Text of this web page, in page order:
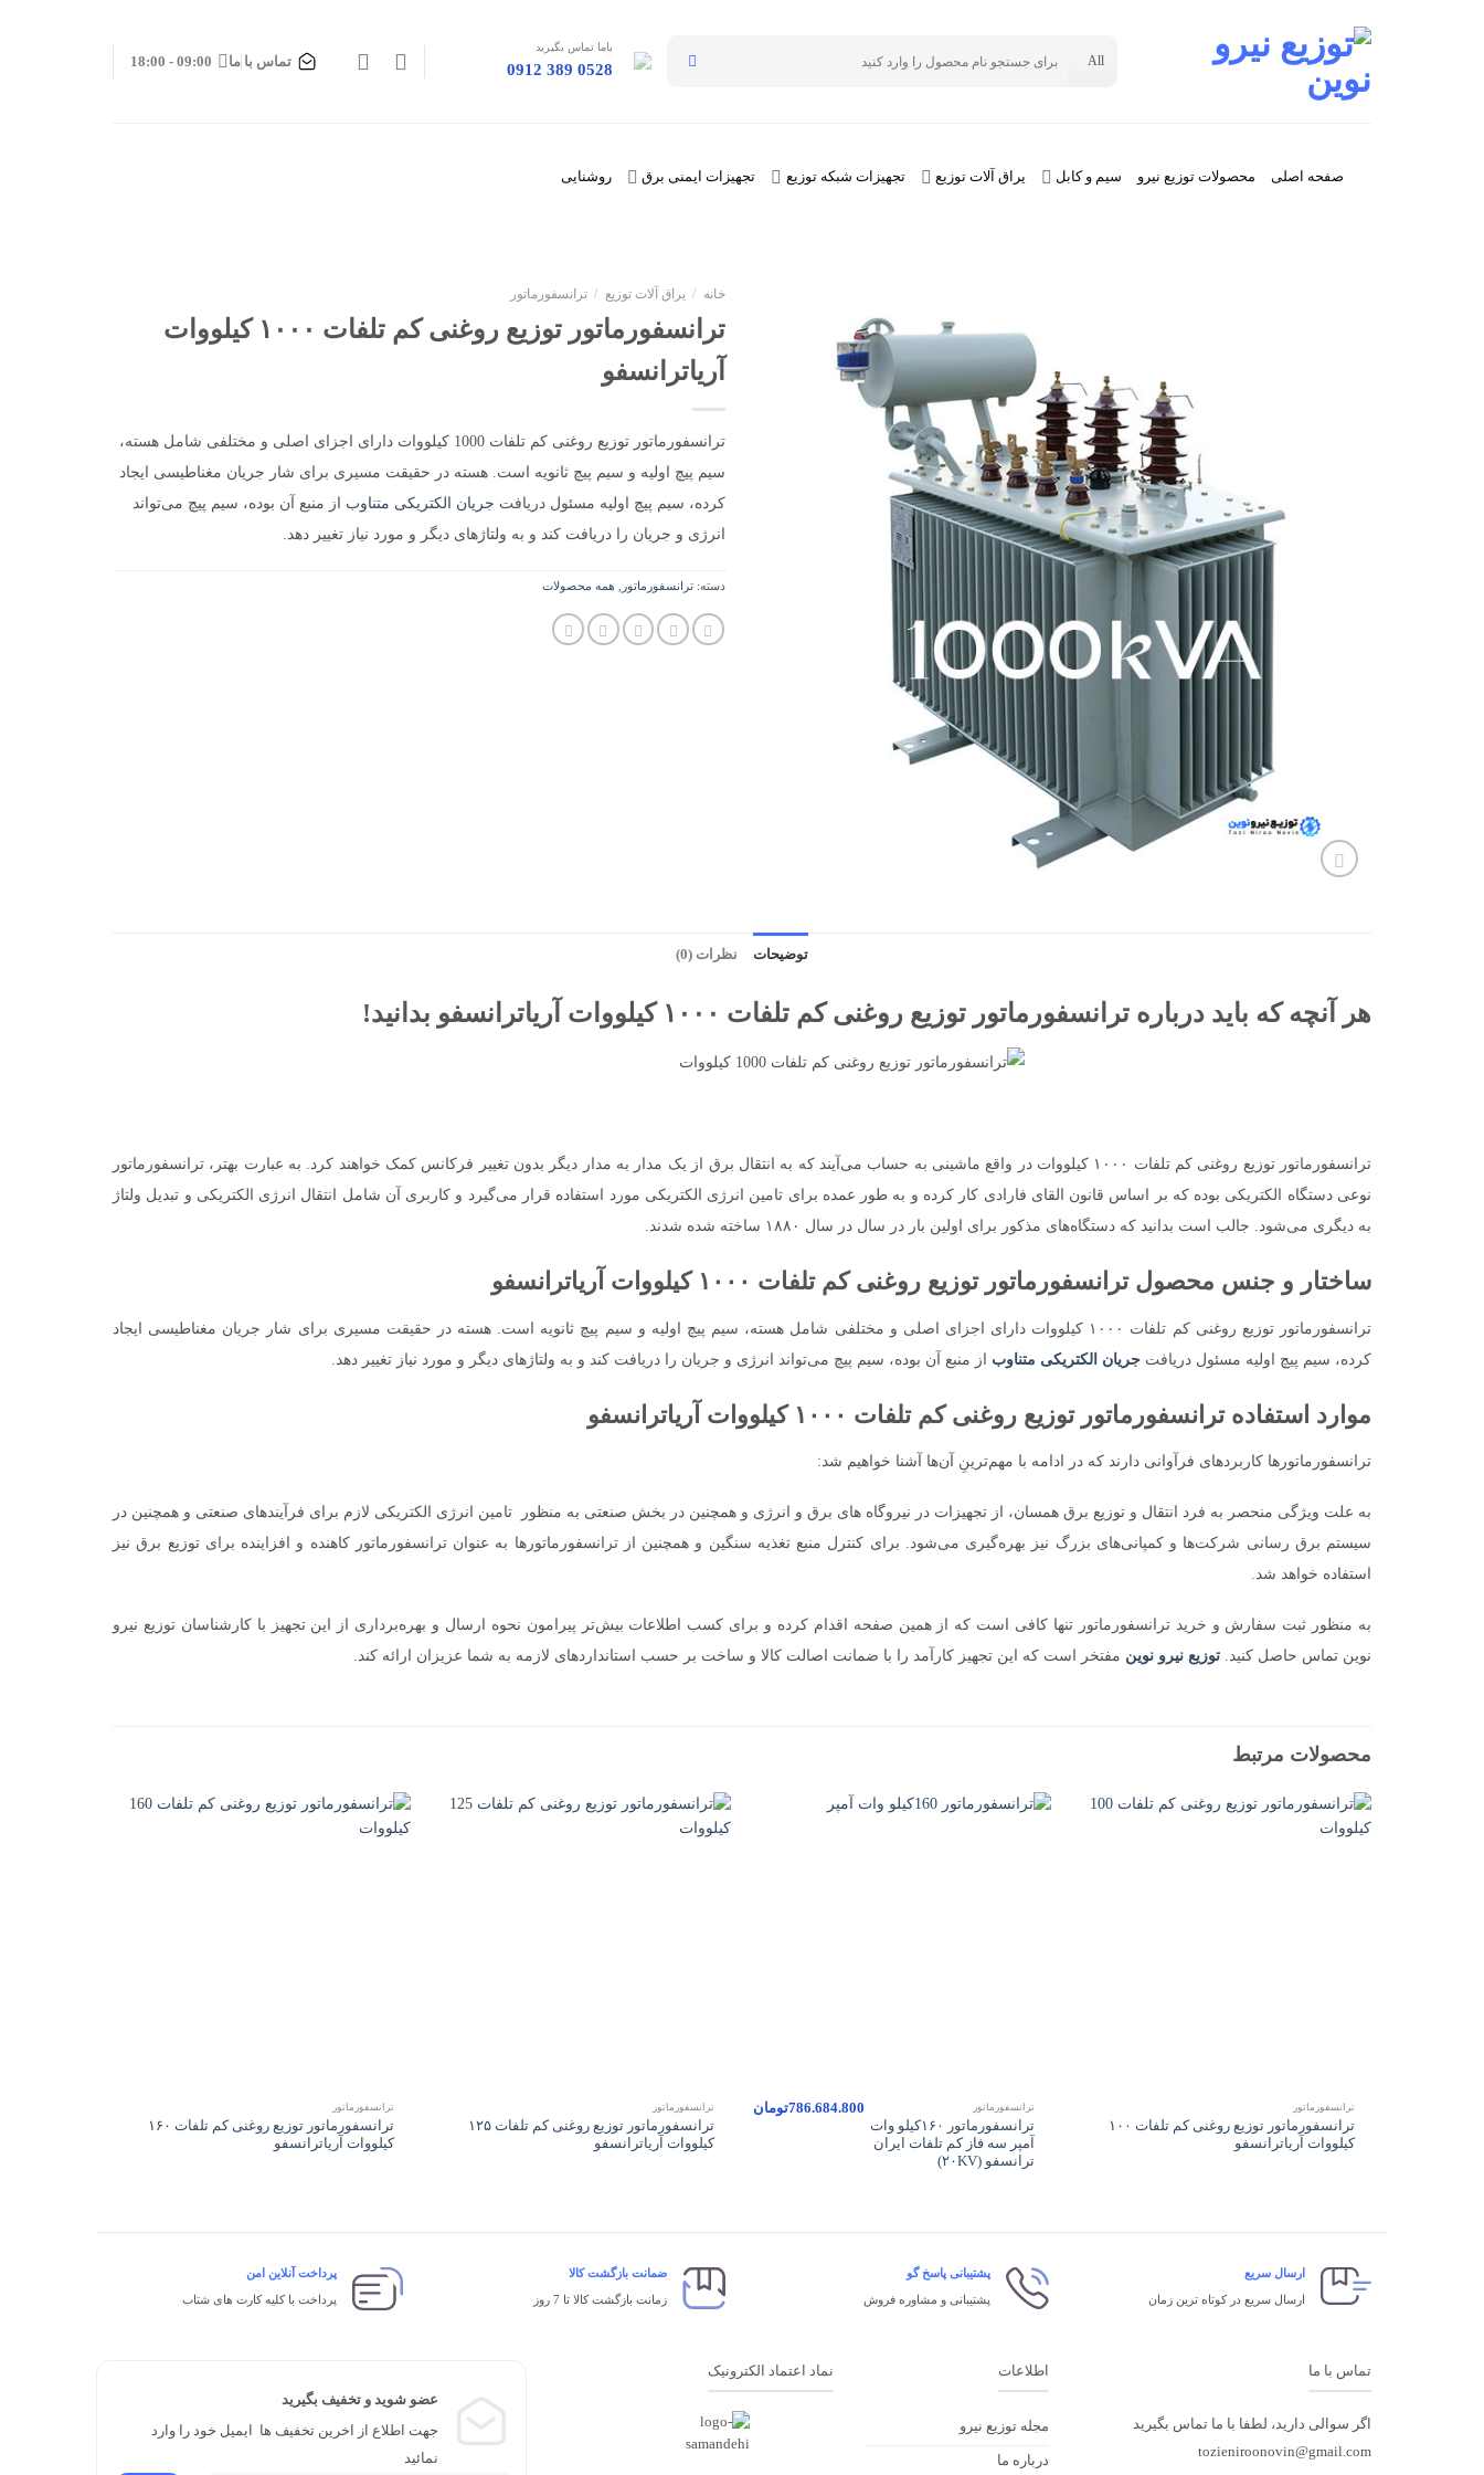
برای:
باما تماس بگیرید
0912 389 0528 تماس با ما 09:00 - 18:00
صفحه اصلی محصولات توزیع نیرو سیم و کابل یراق آلات توزیع تجهیزات شبکه توزیع تجهیزات ایمنی برق روشنایی
خانه / یراق آلات توزیع / ترانسفورماتور
ترانسفورماتور توزیع روغنی کم تلفات ۱۰۰۰ کیلووات
آریاترانسفو
ترانسفورماتور توزیع روغنی کم تلفات 1000 کیلووات دارای اجزای اصلی و مختلفی شامل هسته،
سیم پیچ اولیه و سیم پیچ ثانویه است. هسته در حقیقت مسیری برای شار جریان مغناطیسی ایجاد
کرده، سیم پیچ اولیه مسئول دریافت جریان الکتریکی متناوب از منبع آن بوده، سیم پیچ می‌تواند
انرژی و جریان را دریافت کند و به ولتاژهای دیگر و مورد نیاز تغییر دهد.
دسته: ترانسفورماتور همه محصولات
توضیحات نظرات (0)
هر آنچه که باید درباره ترانسفورماتور توزیع روغنی کم تلفات ۱۰۰۰ کیلووات آریاترانسفو بدانید!
ترانسفورماتور توزیع روغنی کم تلفات ۱۰۰۰ کیلووات در واقع ماشینی به حساب می‌آیند که به انتقال برق از یک مدار به مدار دیگر بدون تغییر فرکانس کمک خواهند کرد. به عبارت بهتر، ترانسفورماتور
نوعی دستگاه الکتریکی بوده که بر اساس قانون القای فارادی کار کرده و به طور عمده برای تامین انرژی الکتریکی مورد استفاده قرار می‌گیرد و کاربری آن شامل انتقال انرژی الکتریکی و تبدیل ولتاژ
به دیگری می‌شود. جالب است بدانید که دستگاه‌های مذکور برای اولین بار در سال در سال ۱۸۸۰ ساخته شده شدند.
ساختار و جنس محصول ترانسفورماتور توزیع روغنی کم تلفات ۱۰۰۰ کیلووات آریاترانسفو
ترانسفورماتور توزیع روغنی کم تلفات ۱۰۰۰ کیلووات دارای اجزای اصلی و مختلفی شامل هسته، سیم پیچ اولیه و سیم پیچ ثانویه است. هسته در حقیقت مسیری برای شار جریان مغناطیسی ایجاد
کرده، سیم پیچ اولیه مسئول دریافت جریان الکتریکی متناوب از منبع آن بوده، سیم پیچ می‌تواند انرژی و جریان را دریافت کند و به ولتاژهای دیگر و مورد نیاز تغییر دهد.
موارد استفاده ترانسفورماتور توزیع روغنی کم تلفات ۱۰۰۰ کیلووات آریاترانسفو
ترانسفورماتورها کاربردهای فرآوانی دارند که در ادامه با مهم‌ترینِ آن‌ها‌ آشنا خواهیم شد:
به علت ویژگی منحصر به فرد انتقال و توزیع برق همسان، از تجهیزات در نیروگاه های برق و انرژی و همچنین در بخش صنعتی به منظور تامین انرژی الکتریکی لازم برای فرآیندهای صنعتی و همچنین در
سیستم برق رسانی شرکت‌ها و کمپانی‌های بزرگ نیز بهره‌گیری می‌شود. برای کنترل منبع تغذیه سنگین و همچنین از ترانسفورماتورها به عنوان ترانسفورماتور کاهنده و افزاینده برای توزیع برق نیز
استفاده خواهد شد.
به منظور ثبت سفارش و خرید ترانسفورماتور تنها کافی است که از همین صفحه اقدام کرده و برای کسب اطلاعات بیش‌تر پیرامون نحوه ارسال و بهره‌برداری از این تجهیز با کارشناسان توزیع نیرو
نوین تماس حاصل کنید. توزیع نیرو نوین مفتخر است که این تجهیز کارآمد را با ضمانت اصالت کالا و ساخت بر حسب استانداردهای لازمه به شما عزیزان ارائه کند.
محصولات مرتبط
ترانسفورماتور
ترانسفورماتور توزیع روغنی کم تلفات ۱۰۰
کیلووات آریاترانسفو
ترانسفورماتور
ترانسفورماتور ۱۶۰کیلو وات
آمپر سه فاز کم تلفات ایران
ترانسفو (۲۰KV)
786.684.800تومان ترانسفورماتور
ترانسفورماتور توزیع روغنی کم تلفات ۱۲۵
کیلووات آریاترانسفو
ترانسفورماتور
ترانسفورماتور توزیع روغنی کم تلفات ۱۶۰
کیلووات آریاترانسفو
ارسال سریع
ارسال سریع در کوتاه ترین زمان
پشتیبانی پاسخ گو
پشتیبانی و مشاوره فروش
ضمانت بازگشت کالا
زمانت بازگشت کالا تا 7 روز
پرداخت آنلاین امن
پرداخت با کلیه کارت های شتاب
تماس با ما
اگر سوالی دارید، لطفا با ما تماس بگیرید
tozieniroonovin@gmail.com
اطلاعات
مجله توزیع نیرو
درباره ما
نماد اعتماد الکترونیک
عضو شوید و تخفیف بگیرید
جهت اطلاع از اخرین تخفیف ها ایمیل خود را وارد
نمائید